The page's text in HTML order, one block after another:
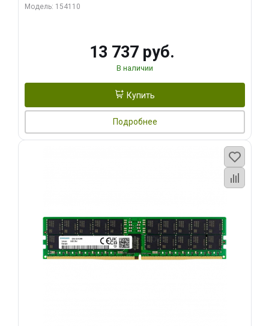
Модель: 154110
13 737 руб.
В наличии
Купить
Подробнее